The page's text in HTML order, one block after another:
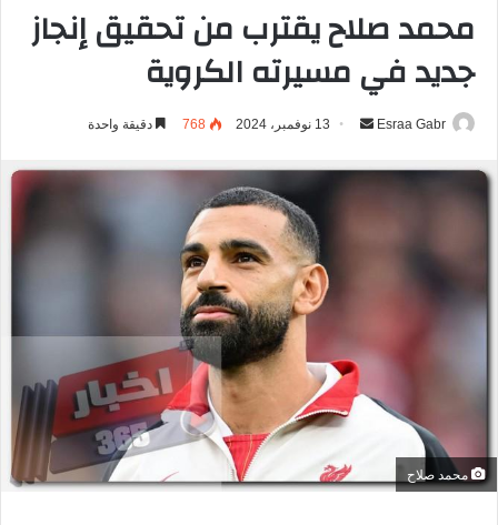
محمد صلاح يقترب من تحقيق إنجاز
جديد في مسيرته الكروية
Esraa Gabr
إ
ل
13 نوفمبر، 2024 768 دقيقة واحدة
محمد صلاح